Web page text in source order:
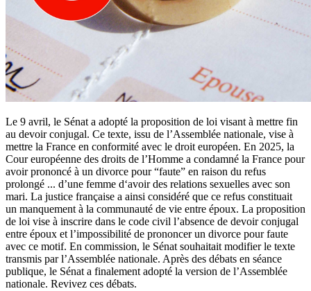
Le 9 avril, le Sénat a adopté la proposition de loi visant à mettre fin
au devoir conjugal. Ce texte, issu de l’Assemblée nationale, vise à
mettre la France en conformité avec le droit européen. En 2025, la
Cour européenne des droits de l’Homme a condamné la France pour
avoir prononcé à un divorce pour “faute” en raison du refus
prolongé ... d’une femme d‘avoir des relations sexuelles avec son
mari. La justice française a ainsi considéré que ce refus constituait
un manquement à la communauté de vie entre époux. La proposition
de loi vise à inscrire dans le code civil l’absence de devoir conjugal
entre époux et l’impossibilité de prononcer un divorce pour faute
avec ce motif. En commission, le Sénat souhaitait modifier le texte
transmis par l’Assemblée nationale. Après des débats en séance
publique, le Sénat a finalement adopté la version de l’Assemblée
nationale. Revivez ces débats.